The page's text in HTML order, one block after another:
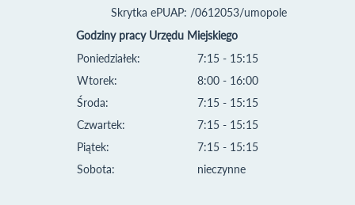
Skrytka ePUAP: /0612053/umopole
Godziny pracy Urzędu Miejskiego
Poniedziałek:
Wtorek:
Środa:
Czwartek:
Piątek:
Sobota:
7:15 - 15:15
8:00 - 16:00
7:15 - 15:15
7:15 - 15:15
7:15 - 15:15
nieczynne